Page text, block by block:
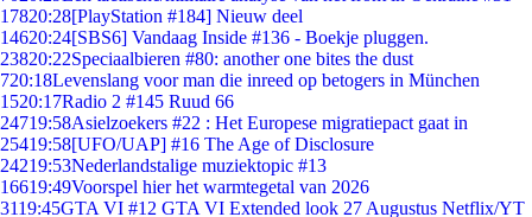
17820:28[PlayStation #184] Nieuw deel
14620:24[SBS6] Vandaag Inside #136 - Boekje pluggen.
23820:22Speciaalbieren #80: another one bites the dust
720:18Levenslang voor man die inreed op betogers in München
1520:17Radio 2 #145 Ruud 66
24719:58Asielzoekers #22 : Het Europese migratiepact gaat in
25419:58[UFO/UAP] #16 The Age of Disclosure
24219:53Nederlandstalige muziektopic #13
16619:49Voorspel hier het warmtegetal van 2026
3119:45GTA VI #12 GTA VI Extended look 27 Augustus Netflix/YT